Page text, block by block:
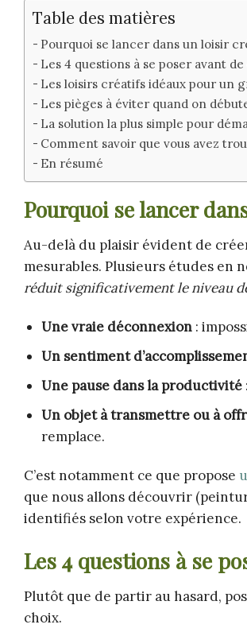
Table des matières
Pourquoi se lancer dans un loisir
Les 4 questions à se poser avant
Les loisirs créatifs idéaux pour un
Les pièges à éviter quand on
La solution la plus simple pour
Comment savoir que vous avez
En résumé
Pourquoi se lancer
Au-delà du plaisir évident de
mesurables. Plusieurs études en
réduit significativement le niveau
Une vraie déconnexion :
Un sentiment
Une pause dans la productivité
Un objet à transmettre ou à
remplace.
C’est notamment ce que propose
que nous allons découvrir
identifiés selon votre expérience.
Les 4 questions à se
Plutôt que de partir au hasard,
choix.